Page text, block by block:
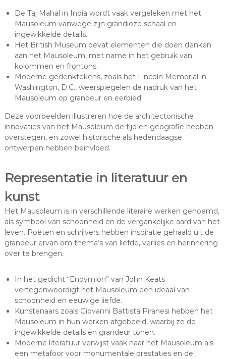
De Taj Mahal in India wordt vaak vergeleken met het
Mausoleum vanwege zijn grandioze schaal en
ingewikkelde details.
Het British Museum bevat elementen die doen denken
aan het Mausoleum, met name in het gebruik van
kolommen en frontons.
Moderne gedenktekens, zoals het Lincoln Memorial in
Washington, D.C., weerspiegelen de nadruk van het
Mausoleum op grandeur en eerbied.
Deze voorbeelden illustreren hoe de architectonische
innovaties van het Mausoleum de tijd en geografie hebben
overstegen, en zowel historische als hedendaagse
ontwerpen hebben beïnvloed.
Representatie in literatuur en
kunst
Het Mausoleum is in verschillende literaire werken genoemd,
als symbool van schoonheid en de vergankelijke aard van het
leven. Poëten en schrijvers hebben inspiratie gehaald uit de
grandeur ervan om thema’s van liefde, verlies en herinnering
over te brengen.
In het gedicht “Endymion” van John Keats
vertegenwoordigt het Mausoleum een ideaal van
schoonheid en eeuwige liefde.
Kunstenaars zoals Giovanni Battista Piranesi hebben het
Mausoleum in hun werken afgebeeld, waarbij ze de
ingewikkelde details en grandeur tonen.
Moderne literatuur verwijst vaak naar het Mausoleum als
een metafoor voor monumentale prestaties en de